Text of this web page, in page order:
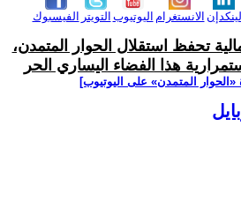
الفيسبوك التويتر اليوتيوب الانستغرام لينكدإن
تحفظ استقلال الحوار المتمدن،
هذا الفضاء اليساري الحر
المتمدن» على اليوتيوب]